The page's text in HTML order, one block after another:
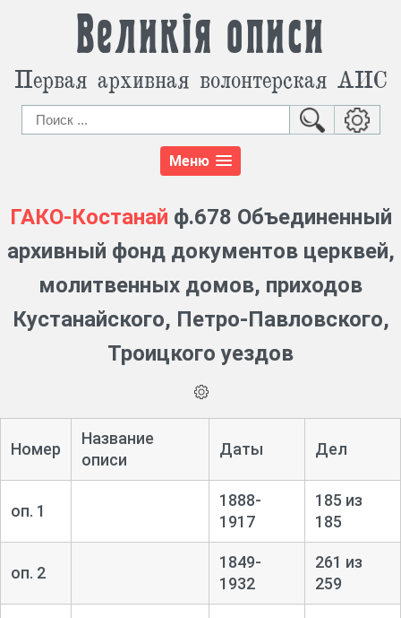
Великія описи
Первая архивная волонтерская АИС
Меню
ГАКО-Костанай ф.678 Объединенный
архивный фонд документов церквей,
молитвенных домов, приходов
Кустанайского, Петро-Павловского,
Троицкого уездов
Номер
Название
описи
Даты Дел
оп. 1
1888-
1917
185 из
185
оп. 2
1849-
1932
261 из
259